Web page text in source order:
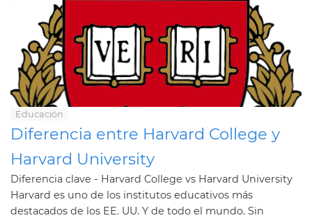
Educación
Diferencia entre Harvard College y
Harvard University
Diferencia clave - Harvard College vs Harvard University
Harvard es uno de los institutos educativos más
destacados de los EE. UU. Y de todo el mundo. Sin